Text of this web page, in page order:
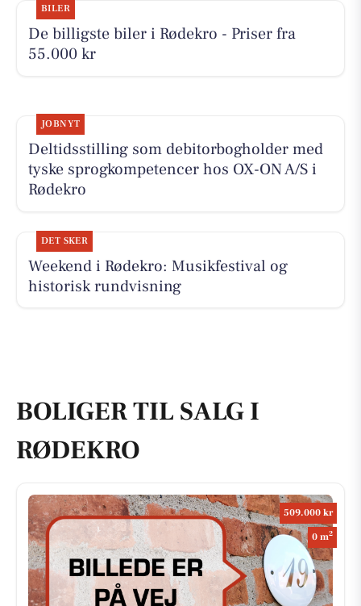
BILER
De billigste biler i Rødekro - Priser fra
55.000 kr
JOBNYT
Deltidsstilling som debitorbogholder med
tyske sprogkompetencer hos OX-ON A/S i
Rødekro
DET SKER
Weekend i Rødekro: Musikfestival og
historisk rundvisning
BOLIGER TIL SALG I
RØDEKRO
509.000 kr
0 m2